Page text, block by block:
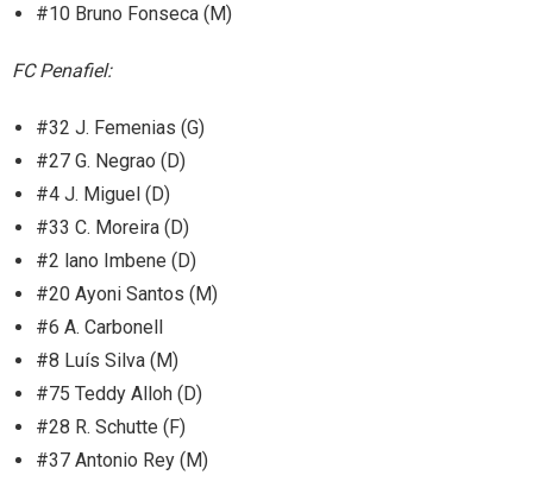
#10 Bruno Fonseca (M)
FC Penafiel:
#32 J. Femenias (G)
#27 G. Negrao (D)
#4 J. Miguel (D)
#33 C. Moreira (D)
#2 lano Imbene (D)
#20 Ayoni Santos (M)
#6 A. Carbonell
#8 Luís Silva (M)
#75 Teddy Alloh (D)
#28 R. Schutte (F)
#37 Antonio Rey (M)